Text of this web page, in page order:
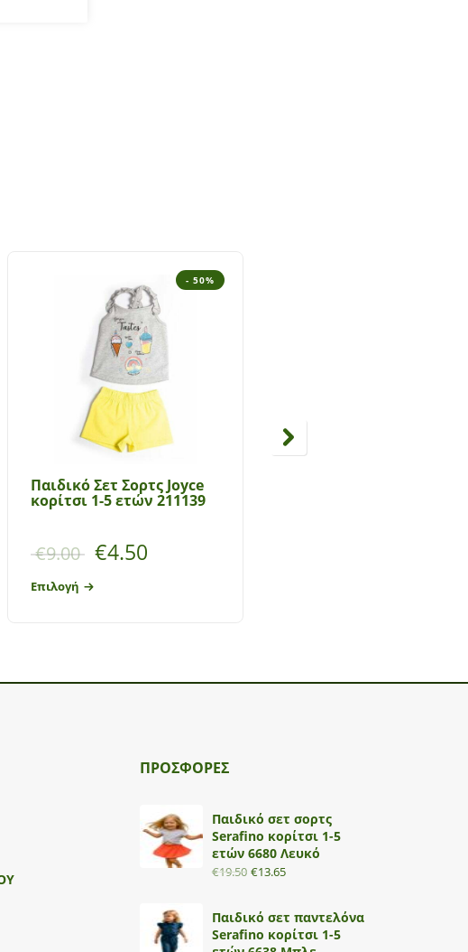
- 50%
Παιδικό Σετ Σορτς Joyce
κορίτσι 1-5 ετών 211139
€9.00 €4.50
Επιλογή
ΠΡΟΣΦΟΡΕΣ
Παιδικό σετ σορτς
Serafino κορίτσι 1-5
ετών 6680 Λευκό
€19.50 €13.65
Παιδικό σετ παντελόνα
Serafino κορίτσι 1-5